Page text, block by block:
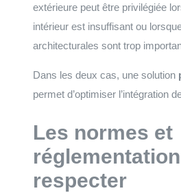
extérieure peut être privilégiée
intérieur est insuffisant ou
architecturales sont trop
Dans les deux cas, une solution
permet d’optimiser l’intégration
Les normes et
respecter